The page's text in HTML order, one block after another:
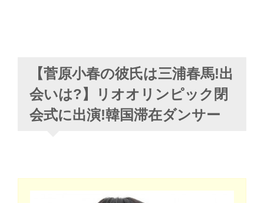
【菅原小春の彼氏は三浦春馬!出
会いは?】リオオリンピック閉
会式に出演!韓国滞在ダンサー